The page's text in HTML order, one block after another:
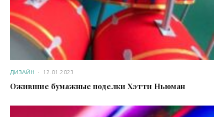
ДИЗАЙН · 12.01.2023
Ожившие бумажные поделки Хэтти Ньюман